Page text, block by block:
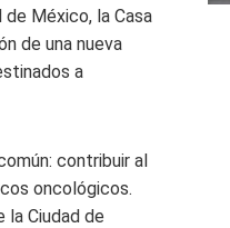
México, la Casa
de una nueva
a
contribuir al
oncológicos.
la Ciudad de